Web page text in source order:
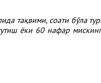
тақвими, соати бўла
ёки 60 нафар